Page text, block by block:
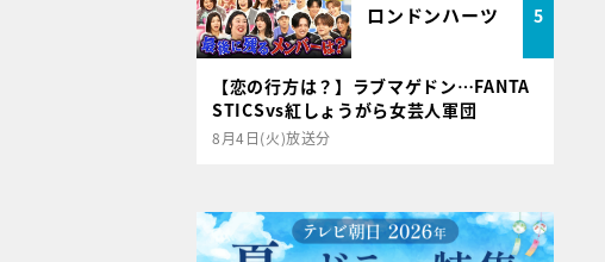
ロンドンハーツ 5
【恋の行方は？】ラブマゲドン…FANTA
STICSvs紅しょうがら女芸人軍団
8月4日(火)放送分